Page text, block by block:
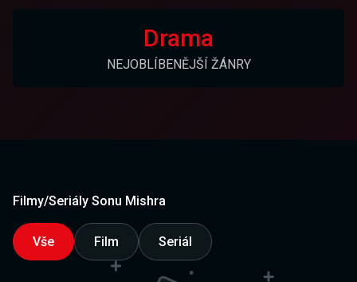
Drama
NEJOBLÍBENĚJŠÍ ŽÁNRY
Filmy/Seriály Sonu Mishra
Vše Film Seriál